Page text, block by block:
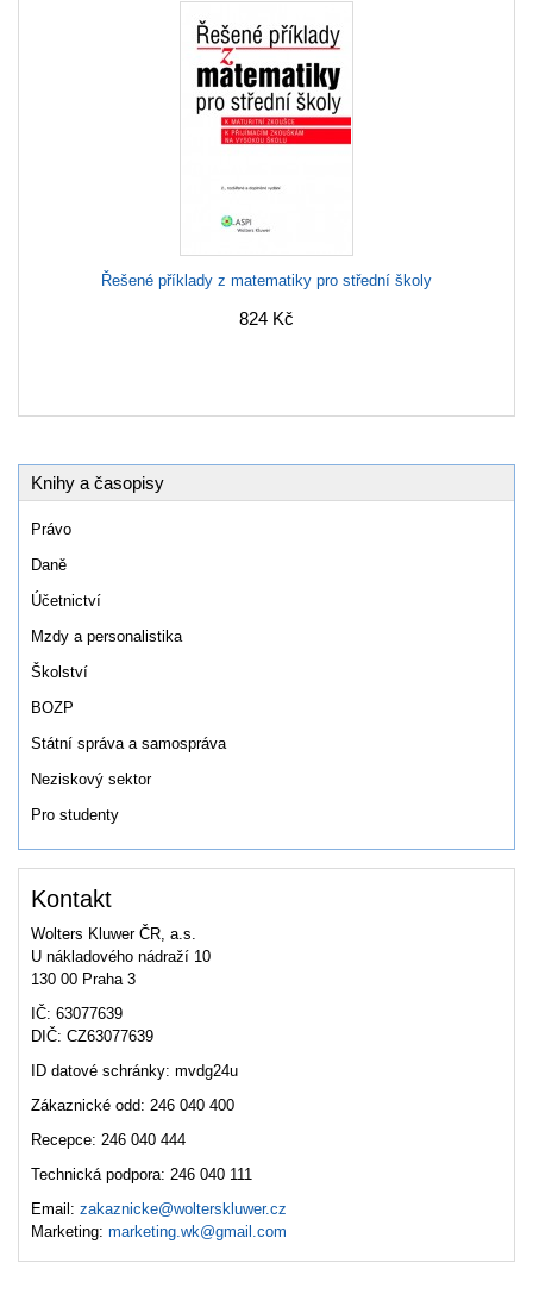
Řešené příklady z matematiky pro střední školy
824 Kč
Knihy a časopisy
Právo
Daně
Účetnictví
Mzdy a personalistika
Školství
BOZP
Státní správa a samospráva
Neziskový sektor
Pro studenty
Kontakt
Wolters Kluwer ČR, a.s.
U nákladového nádraží 10
130 00 Praha 3
IČ: 63077639
DIČ: CZ63077639
ID datové schránky: mvdg24u
Zákaznické odd: 246 040 400
Recepce: 246 040 444
Technická podpora: 246 040 111
Email: zakaznicke@wolterskluwer.cz
Marketing: marketing.wk@gmail.com